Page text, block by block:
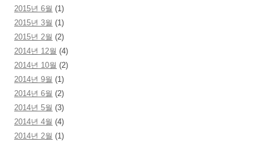
2015년 6월 (1)
2015년 3월 (1)
2015년 2월 (2)
2014년 12월 (4)
2014년 10월 (2)
2014년 9월 (1)
2014년 6월 (2)
2014년 5월 (3)
2014년 4월 (4)
2014년 2월 (1)